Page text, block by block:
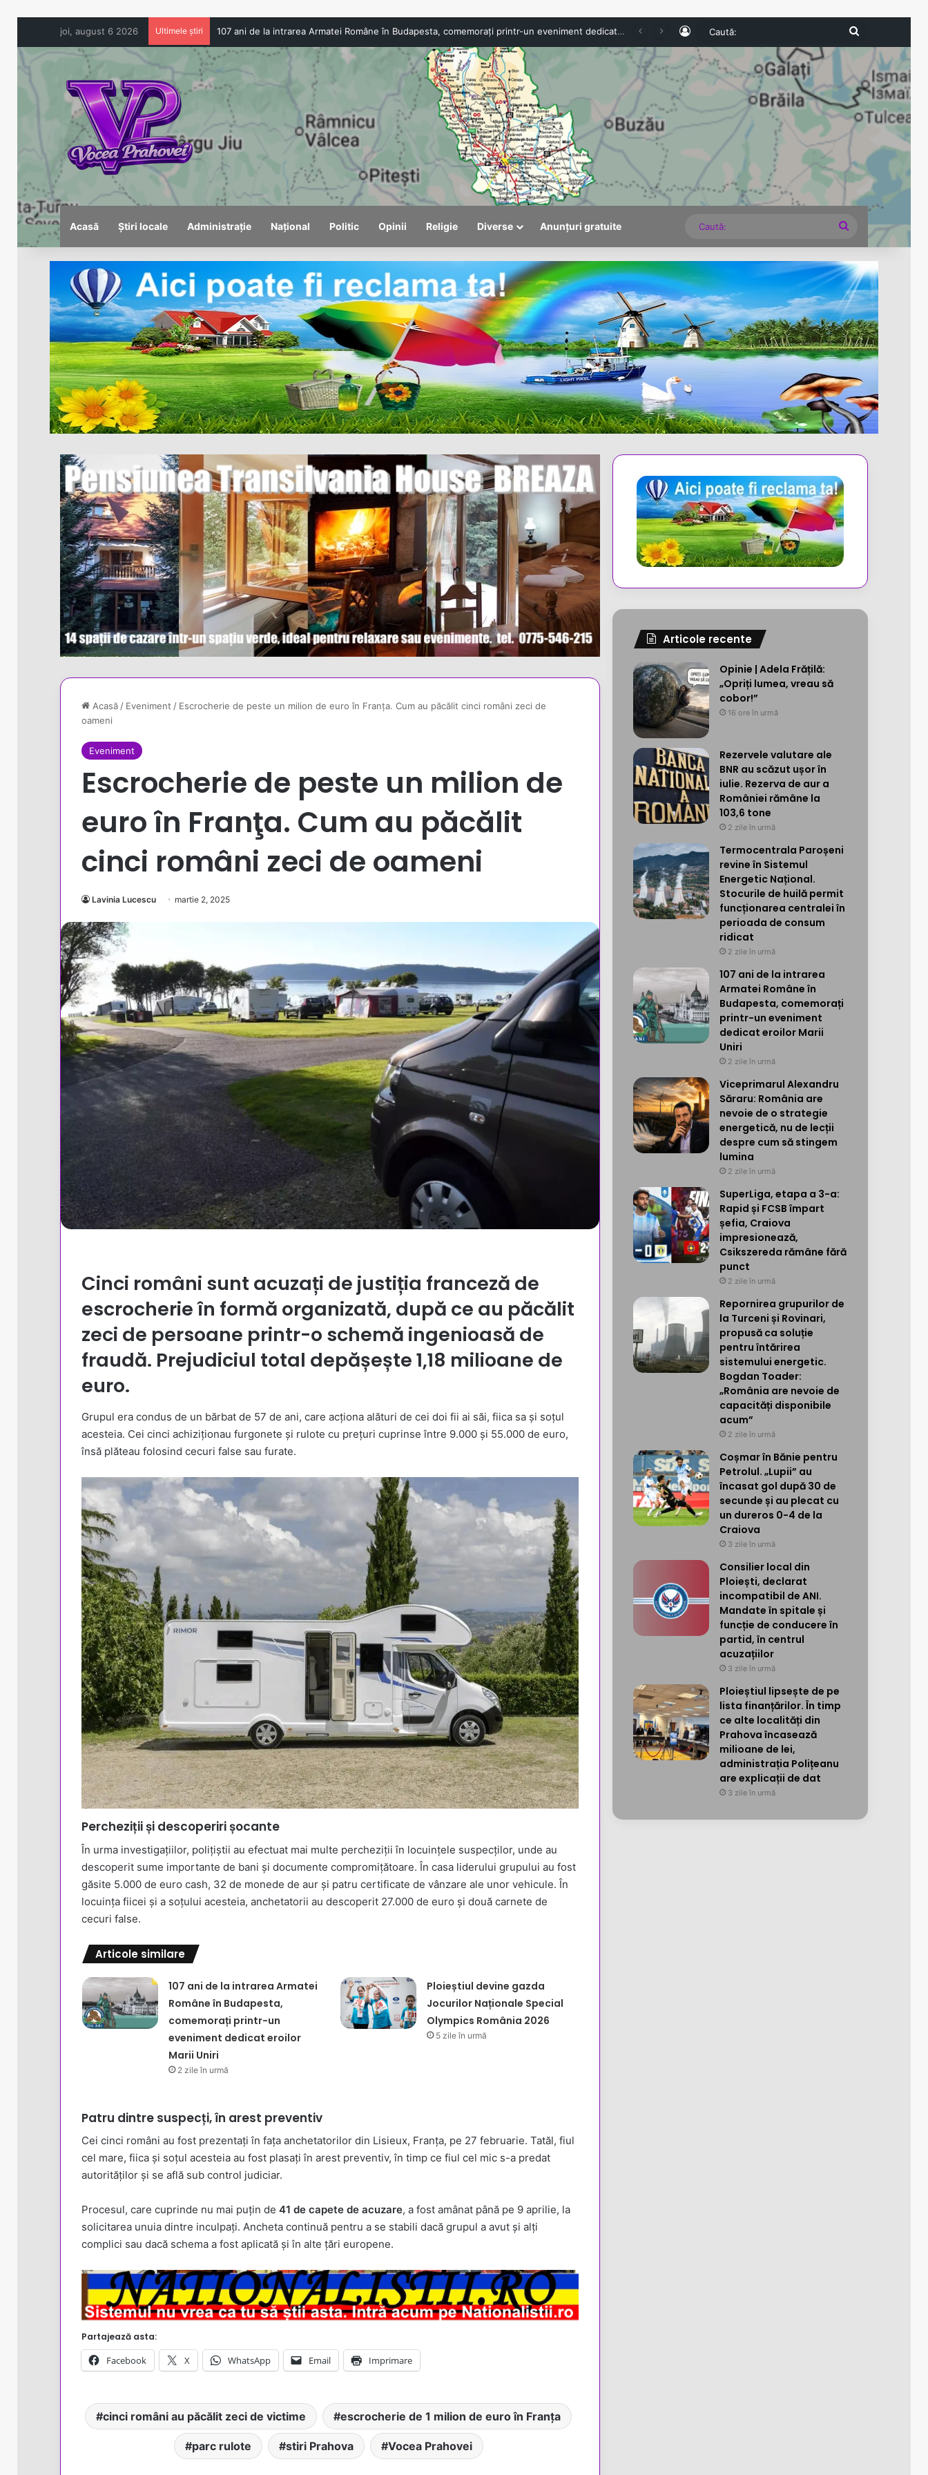
joi, august 6 2026 Ultimele știri Viceprimarul Alexandru Săraru: România are nevoie de o strategie energetică, nu de lecții despre cum să stingem lumina Log In Caută:
Acasă Știri locale Administrație Național Politic Opinii Religie Diverse Anunțuri gratuite Caută:
Acasă/ Eveniment / Escrocherie de peste un milion de euro în Franţa. Cum au păcălit cinci români zeci de
oameni
Eveniment
Escrocherie de peste un milion de
euro în Franţa. Cum au păcălit
cinci români zeci de oameni
Lavinia Lucescu martie 2, 2025
Cinci români sunt acuzați de justiția franceză de
escrocherie în formă organizată, după ce au păcălit
zeci de persoane printr-o schemă ingenioasă de
fraudă. Prejudiciul total depășește 1,18 milioane de
euro.
Grupul era condus de un bărbat de 57 de ani, care acționa alături de cei doi fii ai săi, fiica sa și soțul
acesteia. Cei cinci achiziționau furgonete și rulote cu prețuri cuprinse între 9.000 și 55.000 de euro,
însă plăteau folosind cecuri false sau furate.
Percheziții și descoperiri șocante
În urma investigațiilor, polițiștii au efectuat mai multe percheziții în locuințele suspecților, unde au
descoperit sume importante de bani și documente compromițătoare. În casa liderului grupului au fost
găsite 5.000 de euro cash, 32 de monede de aur și patru certificate de vânzare ale unor vehicule. În
locuința fiicei și a soțului acesteia, anchetatorii au descoperit 27.000 de euro și două carnete de
cecuri false.
Articole similare
107 ani de la intrarea Armatei
Române în Budapesta,
comemorați printr-un
eveniment dedicat eroilor
Marii Uniri
2 zile în urmă
Ploieștiul devine gazda
Jocurilor Naționale Special
Olympics România 2026
5 zile în urmă
Patru dintre suspecți, în arest preventiv
Cei cinci români au fost prezentați în fața anchetatorilor din Lisieux, Franța, pe 27 februarie. Tatăl, fiul
cel mare, fiica și soțul acesteia au fost plasați în arest preventiv, în timp ce fiul cel mic s-a predat
autorităților și se află sub control judiciar.
Procesul, care cuprinde nu mai puțin de 41 de capete de acuzare, a fost amânat până pe 9 aprilie, la
solicitarea unuia dintre inculpați. Ancheta continuă pentru a se stabili dacă grupul a avut și alți
complici sau dacă schema a fost aplicată și în alte țări europene.
Partajează asta:
Facebook X WhatsApp Email Imprimare
cinci români au păcălit zeci de victime escrocherie de 1 milion de euro în Franța
parc rulote stiri Prahova Vocea Prahovei
Articole recente
Opinie | Adela Frățilă:
„Opriți lumea, vreau să
cobor!”
16 ore în urmă
Rezervele valutare ale
BNR au scăzut ușor în
iulie. Rezerva de aur a
României rămâne la
103,6 tone
2 zile în urmă
Termocentrala Paroșeni
revine în Sistemul
Energetic Național.
Stocurile de huilă permit
funcționarea centralei în
perioada de consum
ridicat
2 zile în urmă
107 ani de la intrarea
Armatei Române în
Budapesta, comemorați
printr-un eveniment
dedicat eroilor Marii
Uniri
2 zile în urmă
Viceprimarul Alexandru
Săraru: România are
nevoie de o strategie
energetică, nu de lecții
despre cum să stingem
lumina
2 zile în urmă
SuperLiga, etapa a 3-a:
Rapid și FCSB împart
șefia, Craiova
impresionează,
Csikszereda rămâne fără
punct
2 zile în urmă
Repornirea grupurilor de
la Turceni și Rovinari,
propusă ca soluție
pentru întărirea
sistemului energetic.
Bogdan Toader:
„România are nevoie de
capacități disponibile
acum”
2 zile în urmă
Coșmar în Bănie pentru
Petrolul. „Lupii” au
încasat gol după 30 de
secunde și au plecat cu
un dureros 0-4 de la
Craiova
3 zile în urmă
Consilier local din
Ploiești, declarat
incompatibil de ANI.
Mandate în spitale și
funcție de conducere în
partid, în centrul
acuzațiilor
3 zile în urmă
Ploieștiul lipsește de pe
lista finanțărilor. În timp
ce alte localități din
Prahova încasează
milioane de lei,
administrația Polițeanu
are explicații de dat
3 zile în urmă